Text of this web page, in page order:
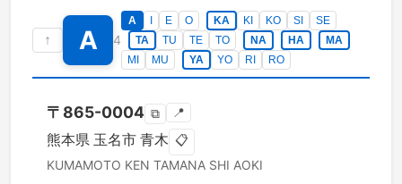
↑ A 4
A E O KA KI KO SI
SE
TA
TU TE TO NA HA
MA
MI
MU YA YO RI RO
〒 865-0004 ⧉ 📍
熊本県 玉名市 青木 📋
KUMAMOTO KEN TAMANA SHI AOKI